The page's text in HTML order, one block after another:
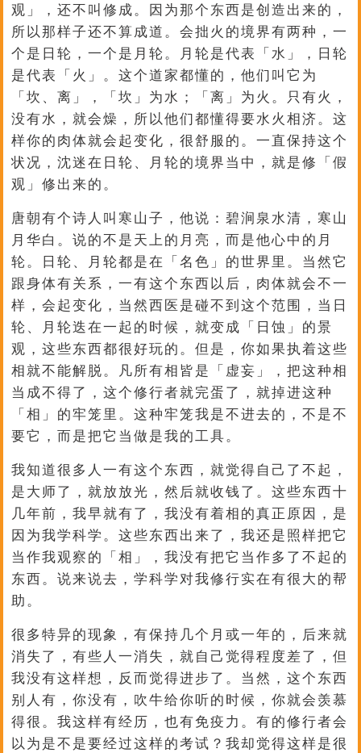
观」，还不叫修成。因为那个东西是创造出来的，
所以那样子还不算成道。会拙火的境界有两种，一
个是日轮，一个是月轮。月轮是代表「水」，日轮
是代表「火」。这个道家都懂的，他们叫它为
「坎、离」，「坎」为水；「离」为火。只有火，
没有水，就会燥，所以他们都懂得要水火相济。这
样你的肉体就会起变化，很舒服的。一直保持这个
状况，沈迷在日轮、月轮的境界当中，就是修「假
观」修出来的。
唐朝有个诗人叫寒山子，他说：碧涧泉水清，寒山
月华白。说的不是天上的月亮，而是他心中的月
轮。日轮、月轮都是在「名色」的世界里。当然它
跟身体有关系，一有这个东西以后，肉体就会不一
样，会起变化，当然西医是碰不到这个范围，当日
轮、月轮迭在一起的时候，就变成「日蚀」的景
观，这些东西都很好玩的。但是，你如果执着这些
相就不能解脱。凡所有相皆是「虚妄」，把这种相
当成不得了，这个修行者就完蛋了，就掉进这种
「相」的牢笼里。这种牢笼我是不进去的，不是不
要它，而是把它当做是我的工具。
我知道很多人一有这个东西，就觉得自己了不起，
是大师了，就放放光，然后就收钱了。这些东西十
几年前，我早就有了，我没有着相的真正原因，是
因为我学科学。这些东西出来了，我还是照样把它
当作我观察的「相」，我没有把它当作多了不起的
东西。说来说去，学科学对我修行实在有很大的帮
助。
很多特异的现象，有保持几个月或一年的，后来就
消失了，有些人一消失，就自己觉得程度差了，但
我没有这样想，反而觉得进步了。当然，这个东西
别人有，你没有，吹牛给你听的时候，你就会羡慕
得很。我这样有经历，也有免疫力。有的修行者会
以为是不是要经过这样的考试？我却觉得这样是很